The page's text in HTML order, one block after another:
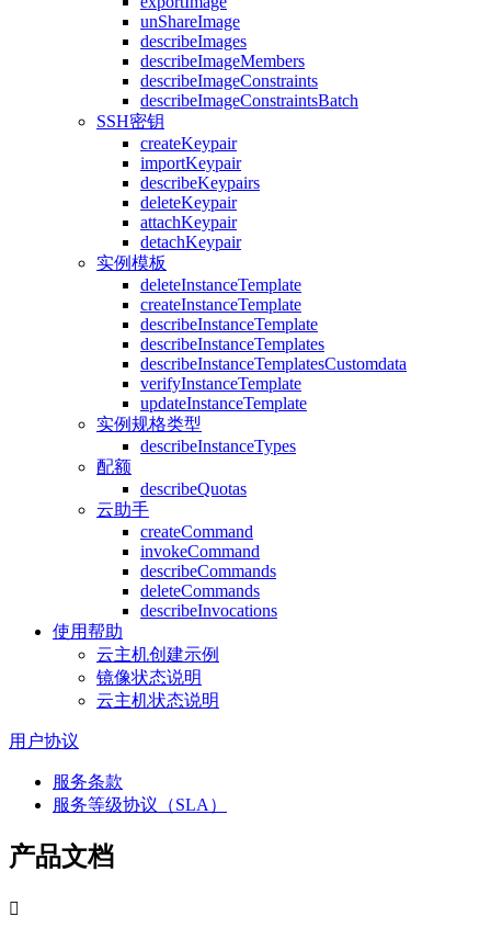
unShareImage
describeImages
describeImageMembers
describeImageConstraints
describeImageConstraintsBatch
SSH密钥
createKeypair
importKeypair
describeKeypairs
deleteKeypair
attachKeypair
detachKeypair
实例模板
deleteInstanceTemplate
createInstanceTemplate
describeInstanceTemplate
describeInstanceTemplates
describeInstanceTemplatesCustomdata
verifyInstanceTemplate
updateInstanceTemplate
实例规格类型
describeInstanceTypes
配额
describeQuotas
云助手
createCommand
invokeCommand
describeCommands
deleteCommands
describeInvocations
使用帮助
云主机创建示例
镜像状态说明
云主机状态说明
用户协议
服务条款
服务等级协议（SLA）
产品文档
